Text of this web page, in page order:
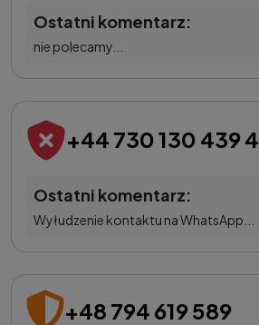
Ostatni komentarz:
nie polecamy...
+44 730 130 439 4
Ostatni komentarz:
Wyłudzenie kontaktu na WhatsApp...
+48 794 619 589